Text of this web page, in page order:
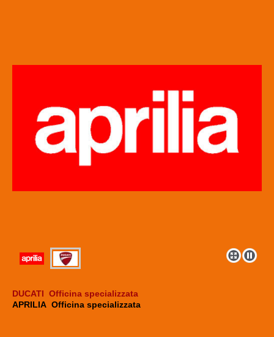
DUCATI Officina specializzata
APRILIA Officina specializzata